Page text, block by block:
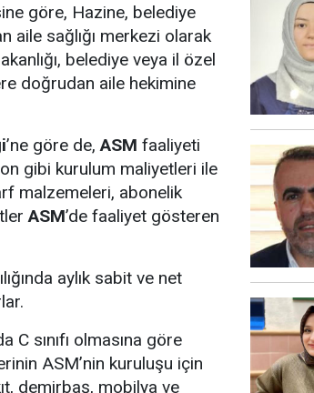
göre, Hazine, belediye
aile sağlığı merkezi olarak
belediye veya il özel
doğrudan aile hekimine
’ne göre de,ASM faaliyeti
gibi kurulum maliyetleri ile
malzemeleri, abonelik
ASM’de faaliyet gösteren
aylık sabit ve net
C sınıfı olmasına göre
ASM’nin kuruluşu için
demirbaş, mobilya ve